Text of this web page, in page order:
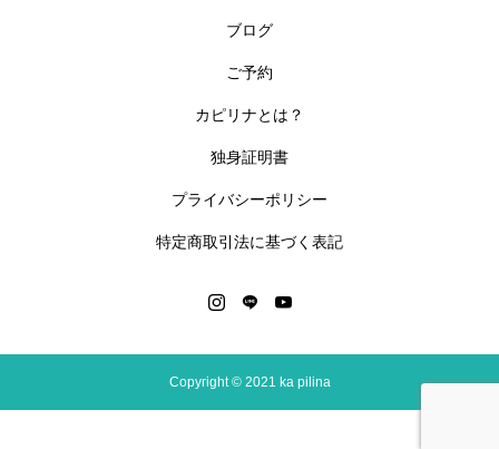
ブログ
ご予約
カピリナとは？
独身証明書
プライバシーポリシー
特定商取引法に基づく表記
Copyright © 2021 ka pilina